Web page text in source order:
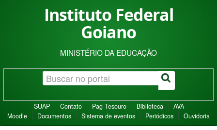
Acesso à informação
Instituto Federal
Goiano
MINISTÉRIO DA EDUCAÇÃO
SUAP Contato Pag Tesouro Biblioteca
AVA -
Moodle
Documentos Sistema de eventos Periódicos Ouvidoria